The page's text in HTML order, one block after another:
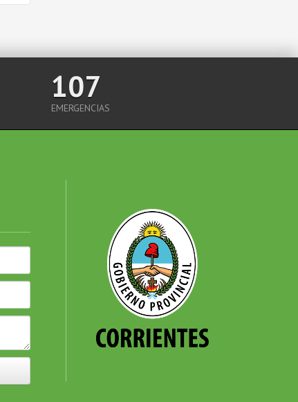
107
EMERGENCIAS